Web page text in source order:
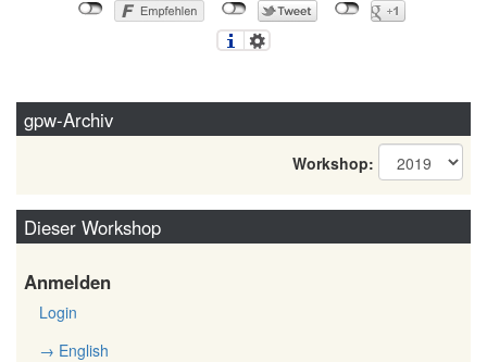
gpw-Archiv
Workshop:
Dieser Workshop
Anmelden
Login
→ English